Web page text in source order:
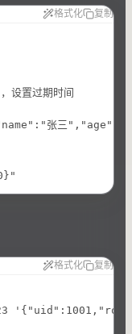
格式化 复制
设置过期时间
张三
格式化 复制